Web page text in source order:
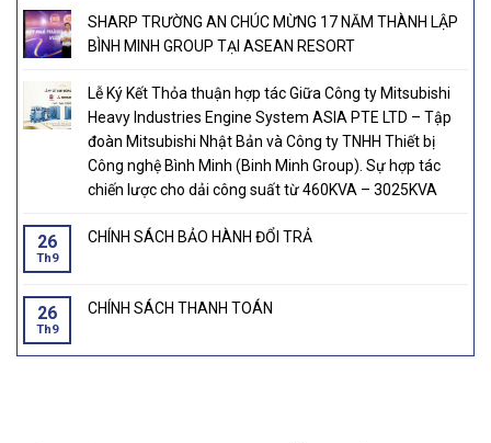
SHARP TRƯỜNG AN CHÚC MỪNG 17 NĂM THÀNH LẬP
BÌNH MINH GROUP TẠI ASEAN RESORT
Lễ Ký Kết Thỏa thuận hợp tác Giữa Công ty Mitsubishi
Heavy Industries Engine System ASIA PTE LTD – Tập
đoàn Mitsubishi Nhật Bản và Công ty TNHH Thiết bị
Công nghệ Bình Minh (Binh Minh Group). Sự hợp tác
chiến lược cho dải công suất từ 460KVA – 3025KVA
26
Th9
CHÍNH SÁCH BẢO HÀNH ĐỔI TRẢ
26
Th9
CHÍNH SÁCH THANH TOÁN